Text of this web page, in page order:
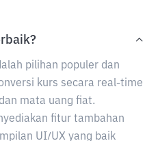
pilihan populer dan
kurs secara real-time
mata uang fiat.
fitur tambahan
UI/UX yang baik